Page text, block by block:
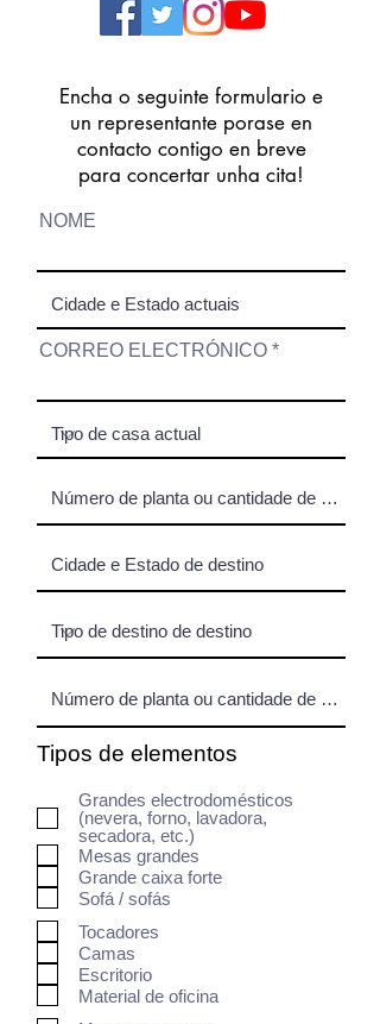
Encha o seguinte formulario e
un representante porase en
contacto contigo en breve
para concertar unha cita!
NOME
CORREO ELECTRÓNICO
Tipos de elementos
Grandes electrodomésticos
(nevera, forno, lavadora,
secadora, etc.)
Mesas grandes
Grande caixa forte
Sofá / sofás
Tocadores
Camas
Escritorio
Material de oficina